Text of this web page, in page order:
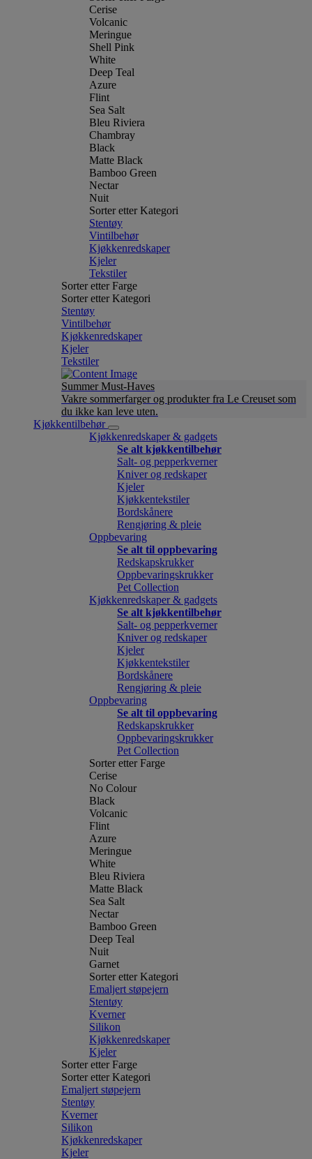
Cerise
Volcanic
Meringue
Shell Pink
White
Deep Teal
Azure
Flint
Sea Salt
Bleu Riviera
Chambray
Black
Matte Black
Bamboo Green
Nectar
Nuit
Sorter etter Kategori
Stentøy
Vintilbehør
Kjøkkenredskaper
Kjeler
Tekstiler
Sorter etter Farge
Sorter etter Kategori
Stentøy
Vintilbehør
Kjøkkenredskaper
Kjeler
Tekstiler
Summer Must-Haves
Vakre sommerfarger og produkter fra Le Creuset som
du ikke kan leve uten.
Kjøkkentilbehør
Kjøkkenredskaper & gadgets
Se alt kjøkkentilbehør
Salt- og pepperkverner
Kniver og redskaper
Kjeler
Kjøkkentekstiler
Bordskånere
Rengjøring & pleie
Oppbevaring
Se alt til oppbevaring
Redskapskrukker
Oppbevaringskrukker
Pet Collection
Kjøkkenredskaper & gadgets
Se alt kjøkkentilbehør
Salt- og pepperkverner
Kniver og redskaper
Kjeler
Kjøkkentekstiler
Bordskånere
Rengjøring & pleie
Oppbevaring
Se alt til oppbevaring
Redskapskrukker
Oppbevaringskrukker
Pet Collection
Sorter etter Farge
Cerise
No Colour
Black
Volcanic
Flint
Azure
Meringue
White
Bleu Riviera
Matte Black
Sea Salt
Nectar
Bamboo Green
Deep Teal
Nuit
Garnet
Sorter etter Kategori
Emaljert støpejern
Stentøy
Kverner
Silikon
Kjøkkenredskaper
Kjeler
Sorter etter Farge
Sorter etter Kategori
Emaljert støpejern
Stentøy
Kverner
Silikon
Kjøkkenredskaper
Kjeler